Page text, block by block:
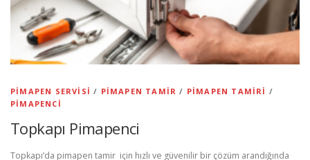
PIMAPEN SERVISI / PIMAPEN TAMIR / PIMAPEN TAMIRI /
PIMAPENCI
Topkapı Pimapenci
Topkapı’da pimapen tamir için hızlı ve güvenilir bir çözüm arandığında